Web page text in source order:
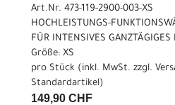
Art.Nr. 473-119-2900-003-XS
HOCHLEISTUNGS-
FÜR INTENSIVES
Größe: XS
pro Stück (inkl. MwSt. zzgl.
Standardartikel)
149,90 CHF